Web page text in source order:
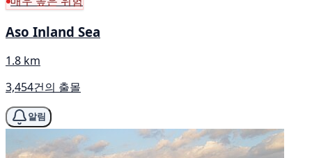
Aso Inland Sea
1.8 km
3,454건의 출몰
알림